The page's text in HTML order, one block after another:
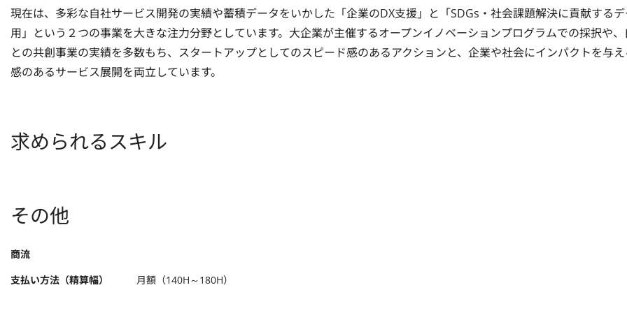
現在は、多彩な自社サービス開発の実績や蓄積データをいかした「企業のDX支援」と「SDGs・社会課題解決に貢献する
用」という２つの事業を大きな注力分野としています。大企業が主催するオープンイノベーションプログラムでの採択や
との共創事業の実績を多数もち、スタートアップとしてのスピード感のあるアクションと、企業や社会にインパクトを与
感のあるサービス展開を両立しています。
求められるスキル
その他
商流
支払い方法（精算幅）
月額（140H～180H）